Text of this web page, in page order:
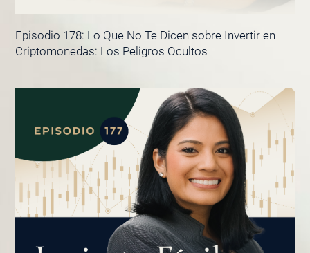
Episodio 178: Lo Que No Te Dicen sobre Invertir en
Criptomonedas: Los Peligros Ocultos